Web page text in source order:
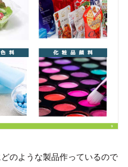
のような製品作っているので